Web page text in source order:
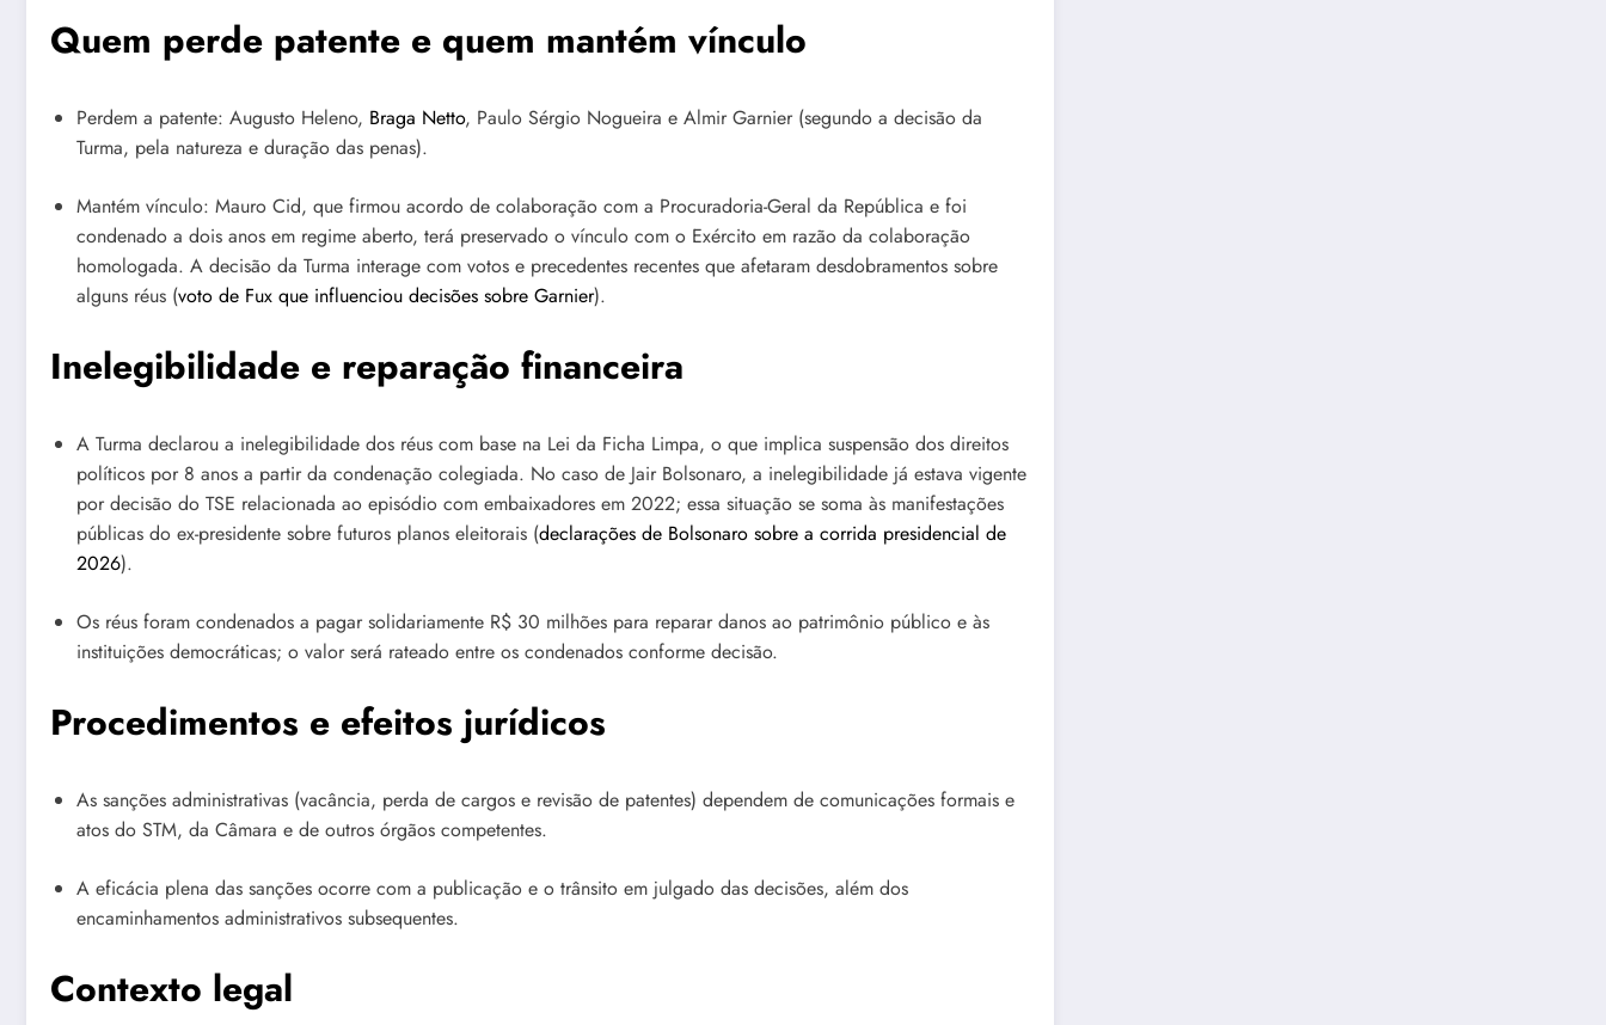
Quem perde patente e quem mantém vínculo
Perdem a patente: Augusto Heleno, Braga Netto, Paulo Sérgio Nogueira e Almir Garnier (segundo a decisão da
Turma, pela natureza e duração das penas).
Mantém vínculo: Mauro Cid, que firmou acordo de colaboração com a Procuradoria-Geral da República e foi
condenado a dois anos em regime aberto, terá preservado o vínculo com o Exército em razão da colaboração
homologada. A decisão da Turma interage com votos e precedentes recentes que afetaram desdobramentos sobre
alguns réus (voto de Fux que influenciou decisões sobre Garnier).
Inelegibilidade e reparação financeira
A Turma declarou a inelegibilidade dos réus com base na Lei da Ficha Limpa, o que implica suspensão dos direitos
políticos por 8 anos a partir da condenação colegiada. No caso de Jair Bolsonaro, a inelegibilidade já estava vigente
por decisão do TSE relacionada ao episódio com embaixadores em 2022; essa situação se soma às manifestações
públicas do ex-presidente sobre futuros planos eleitorais (declarações de Bolsonaro sobre a corrida presidencial de
2026).
Os réus foram condenados a pagar solidariamente R$ 30 milhões para reparar danos ao patrimônio público e às
instituições democráticas; o valor será rateado entre os condenados conforme decisão.
Procedimentos e efeitos jurídicos
As sanções administrativas (vacância, perda de cargos e revisão de patentes) dependem de comunicações formais e
atos do STM, da Câmara e de outros órgãos competentes.
A eficácia plena das sanções ocorre com a publicação e o trânsito em julgado das decisões, além dos
encaminhamentos administrativos subsequentes.
Contexto legal